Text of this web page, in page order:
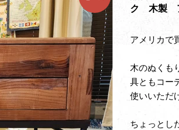
ク 木製
アメリカで
木のぬくも
具ともコー
使いいただ
ちょっとし